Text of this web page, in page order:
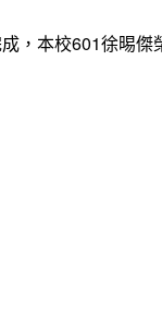
，本校601徐晹